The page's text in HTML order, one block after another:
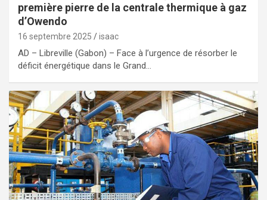
première pierre de la centrale thermique à gaz
d’Owendo
16 septembre 2025 isaac
AD – Libreville (Gabon) – Face à l’urgence de résorber le
déficit énergétique dans le Grand…